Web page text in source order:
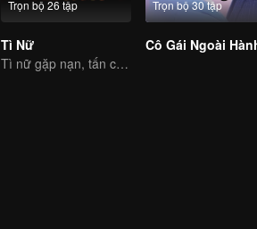
Trọn bộ 26 tập
Tì Nữ
Tì nữ gặp nạn, tấn công trái tim
Trọn bộ 30 tập